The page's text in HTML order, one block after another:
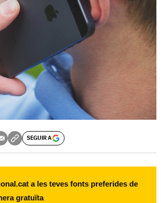
SEGUIR A
a les teves fonts preferides de
gratuïta